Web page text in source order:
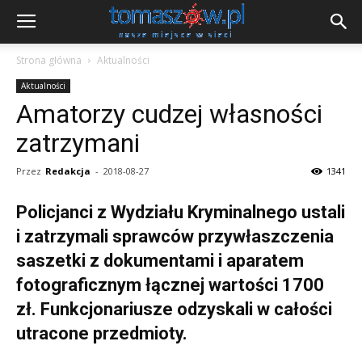
Strona główna Aktualności
Aktualności
Amatorzy cudzej własności
zatrzymani
Przez Redakcja - 2018-08-27 1341
Policjanci z Wydziału Kryminalnego ustali
i zatrzymali sprawców przywłaszczenia
saszetki z dokumentami i aparatem
fotograficznym łącznej wartości 1700
zł. Funkcjonariusze odzyskali w całości
utracone przedmioty.